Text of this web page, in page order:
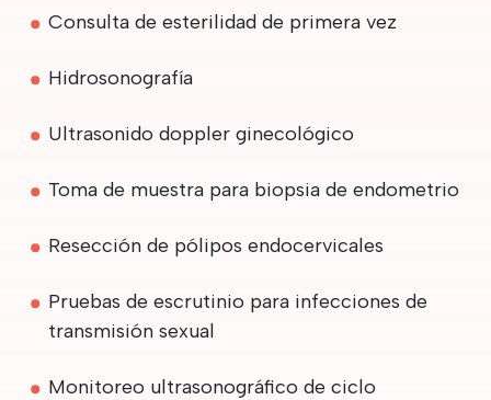
Consulta de esterilidad de primera vez
Hidrosonografía
Ultrasonido doppler ginecológico
Toma de muestra para biopsia de endometrio
Resección de pólipos endocervicales
Pruebas de escrutinio para infecciones de
transmisión sexual
Monitoreo ultrasonográfico de ciclo